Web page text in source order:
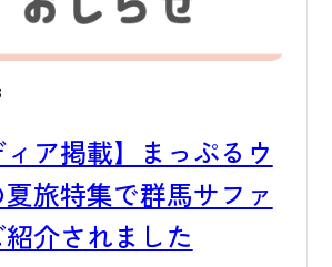
送迎バスの運行開始につい
ート
様を主な対象とした人気番
愛らしい動物たちの映像を
小さなお子様にも安心して
今回は、群馬サファリパー
すカンガルーとムフロンの
ます。 放送をご覧い
子様や保護者の皆様に
ィア掲載】まっぷるウ
夏旅特集で群馬サファ
紹介されました